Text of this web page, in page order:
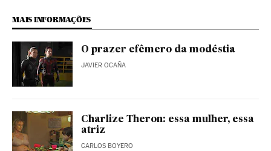
MAIS INFORMAÇÕES
O prazer efêmero da modéstia
JAVIER OCAÑA
Charlize Theron: essa mulher, essa
atriz
CARLOS BOYERO